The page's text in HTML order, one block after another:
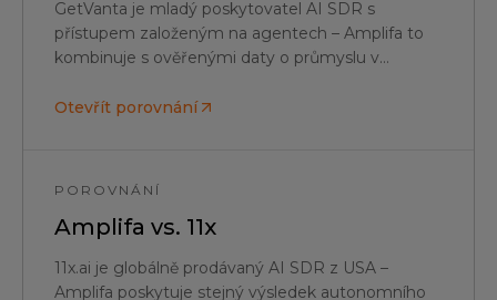
GetVanta je mladý poskytovatel AI SDR s
přístupem založeným na agentech – Amplifa to
kombinuje s ověřenými daty o průmyslu v
LLM, vícekanálovým outreach a hostingem v EU.
Otevřít porovnání
POROVNÁNÍ
Amplifa vs. 11x
11x.ai je globálně prodávaný AI SDR z USA –
Amplifa poskytuje stejný výsledek autonomního